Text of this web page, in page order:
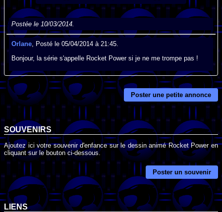
Postée le 10/03/2014.
Orlane, Posté le 05/04/2014 à 21:45.
Bonjour, la série s'appelle Rocket Power si je ne me trompe pas !
Poster une petite annonce
SOUVENIRS
Ajoutez ici votre souvenir d'enfance sur le dessin animé Rocket Power en
cliquant sur le bouton ci-dessous.
Poster un souvenir
LIENS